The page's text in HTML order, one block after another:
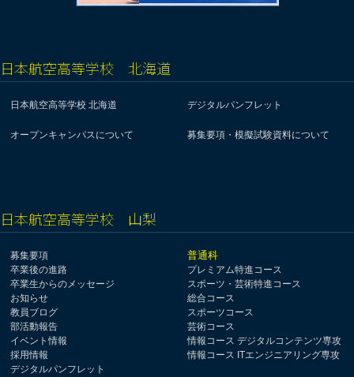
日本航空高等学校 北海道
日本航空高等学校 北海道 デジタルパンフレット
オープンキャンパスについて 募集要項・模擬試験資料について
日本航空高等学校 山梨
募集要項
卒業後の進路
卒業生からのメッセージ
お知らせ
教員ブログ
部活動報告
イベント情報
採用情報
デジタルパンフレット
普通科
プレミアム特進コース
スポーツ・芸術特進コース
総合コース
スポーツコース
芸術コース
情報コース デジタルコンテンツ専攻
情報コース ITエンジニアリング専攻